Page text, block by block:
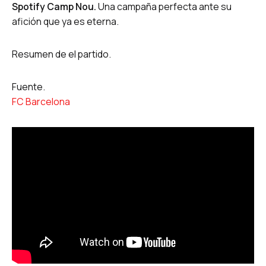
Spotify Camp Nou.Una campaña perfecta ante su
afición que ya es eterna.
Resumen de el partido.
Fuente.
FC Barcelona